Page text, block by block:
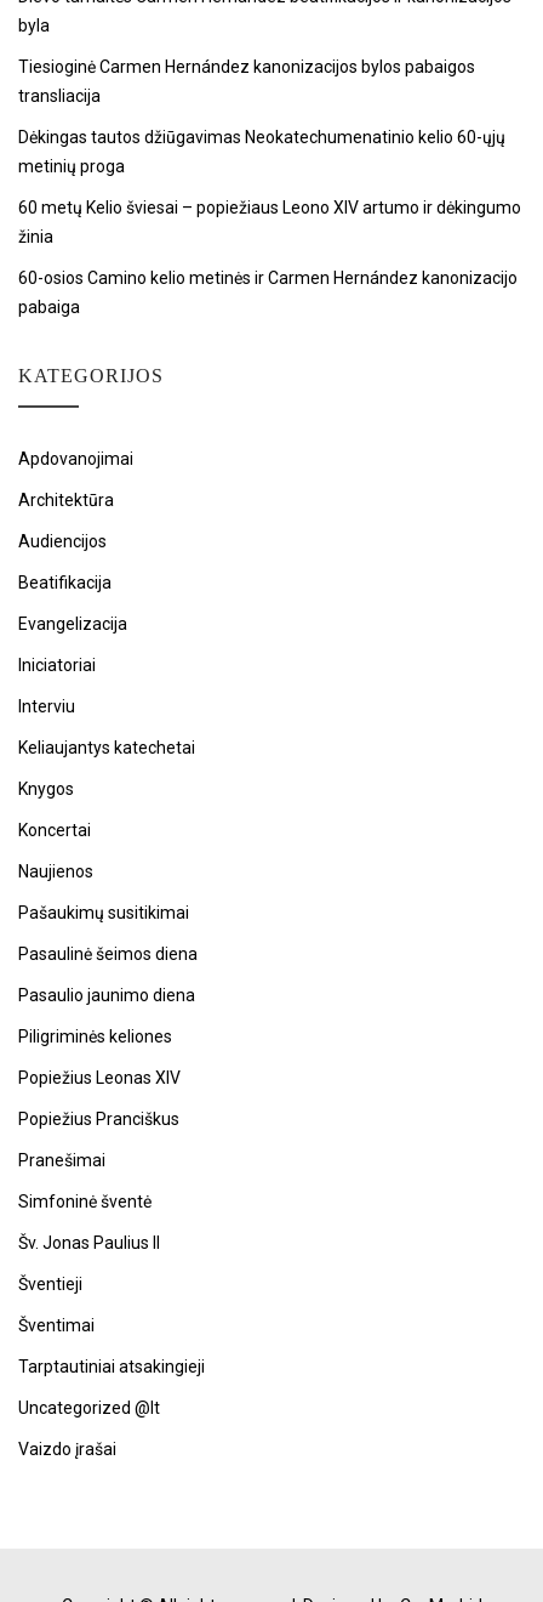
byla
Tiesioginė Carmen Hernández kanonizacijos bylos pabaigos
transliacija
Dėkingas tautos džiūgavimas Neokatechumenatinio kelio 60-ųjų
metinių proga
60 metų Kelio šviesai – popiežiaus Leono XIV artumo ir dėkingumo
žinia
60-osios Camino kelio metinės ir Carmen Hernández kanonizacijo
pabaiga
KATEGORIJOS
Apdovanojimai
Architektūra
Audiencijos
Beatifikacija
Evangelizacija
Iniciatoriai
Interviu
Keliaujantys katechetai
Knygos
Koncertai
Naujienos
Pašaukimų susitikimai
Pasaulinė šeimos diena
Pasaulio jaunimo diena
Piligriminės keliones
Popiežius Leonas XIV
Popiežius Pranciškus
Pranešimai
Simfoninė šventė
Šv. Jonas Paulius II
Šventieji
Šventimai
Tarptautiniai atsakingieji
Uncategorized @lt
Vaizdo įrašai